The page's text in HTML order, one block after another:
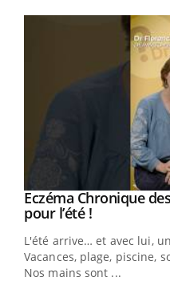
Youtube
Eczéma Chronique
pour l’été !Youtube
L'été arrive… et avec lui,
Vacances, plage, piscine,
Nos mains sont ...